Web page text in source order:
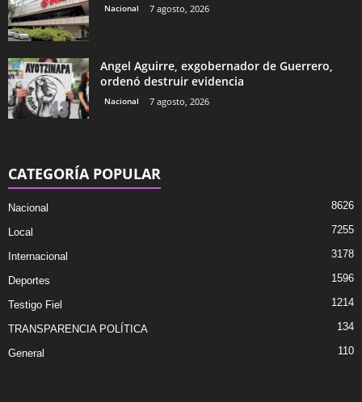
Nacional 7 agosto, 2026
Angel Aguirre, exgobernador de Guerrero,
ordenó destruir evidencia
Nacional 7 agosto, 2026
CATEGORÍA POPULAR
Nacional 8626
Local 7255
Internacional 3178
Deportes 1596
Testigo Fiel 1214
TRANSPARENCIA POLÍTICA 134
General 110